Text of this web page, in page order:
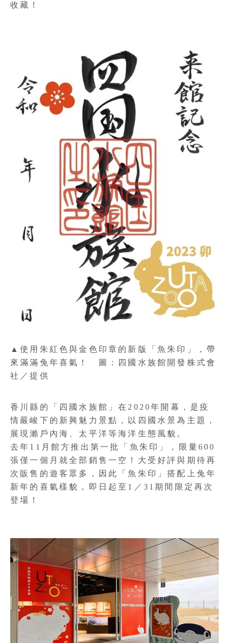
收藏！
▲使用朱紅色與金色印章的新版「魚朱印」，帶
來滿滿兔年喜氣！ 圖：四國水族館開發株式會
社／提供
香川縣的「四國水族館」在2020年開幕，是疫
情嚴峻下的新興魅力景點，以四國水景為主題，
展現瀨戶內海、太平洋等海洋生態風貌。
去年11月館方推出第一批「魚朱印」，限量600
張僅一個月就全部銷售一空！大受好評與期待再
次販售的遊客眾多，因此「魚朱印」搭配上兔年
新年的喜氣樣貌，即日起至1／31期間限定再次
登場！